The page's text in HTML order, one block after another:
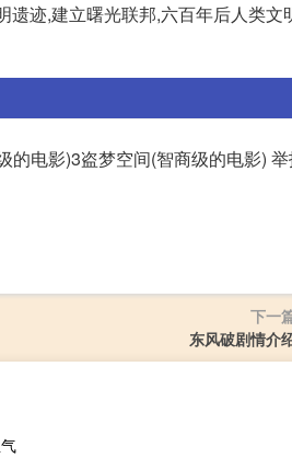
迹,建立曙光联邦,六百年后人类文
的电影)3盗梦空间(智商级的电影)
下一
东风破剧情介